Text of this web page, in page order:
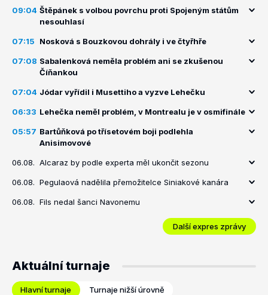
09:04 Štěpánek s volbou povrchu proti Spojeným státům
nesouhlasí
07:15 Nosková s Bouzkovou dohrály i ve čtyřhře
07:08 Sabalenková neměla problém ani se zkušenou
Číňankou
07:04 Jódar vyřídil i Musettiho a vyzve Lehečku
06:33 Lehečka neměl problém, v Montrealu je v osmifinále
05:57 Bartůňková po třísetovém boji podlehla
Anisimovové
06.08. Alcaraz by podle experta měl ukončit sezonu
06.08. Pegulaová nadělila přemožitelce Siniakové kanára
06.08. Fils nedal šanci Navonemu
Další expres zprávy
Aktuální turnaje
Hlavní turnaje Turnaje nižší úrovně